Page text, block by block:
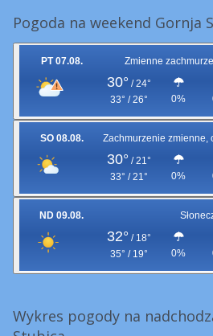
Pogoda na weekend Gornja
PT 07.08. Zmienne
30° / 24°
33° / 26°
0%
SO 08.08. Zachmurzenie zmienne,
30° / 21°
33° / 21°
0%
ND 09.08.
32° / 18°
35° / 19°
0%
Wykres pogody na